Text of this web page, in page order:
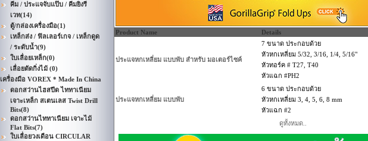
คีม / ประแจจับแป๊บ / คีมยิงรี
เวท(14)
ตู้/กล่องเครื่องมือ(1)
เหล็กส่ง / ฟิลเลอร์เกจ / เหล็กดูด
/ ระดับน้ำ(9)
ใบเลื่อยเหล็ก(0)
เลื่อยตัดกิ่งไม้ (0)
เครื่องมือ VOREX * Made In China
ดอกสว่านไฮสปีด ไททาเนียม
เจาะเหล็ก สเตนเลส Twist Drill
Bits(8)
ดอกสว่านไททาเนียม เจาะไม้
Flat Bits(7)
ใบเลื่อยวงเดือน CIRCULAR
Product Name Details
ประแจหกเหลี่ยม แบบพับ สำหรับ มอเตอร์ไซค์
7 ขนาด ประกอบด้วย
หัวหกเหลี่ยม 5/32, 3/16, 1/4, 5/16"
หัวทอร์ค # T27, T40
หัวแฉก #PH2
ประแจหกเหลี่ยม แบบพับ
6 ขนาด ประกอบด้วย
หัวหกเหลี่ยม 3, 4, 5, 6, 8 mm
หัวแฉก #2
ดูทั้งหมด..